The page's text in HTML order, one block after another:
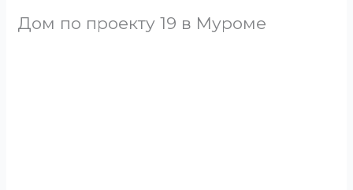
Дом по проекту 19 в Муроме